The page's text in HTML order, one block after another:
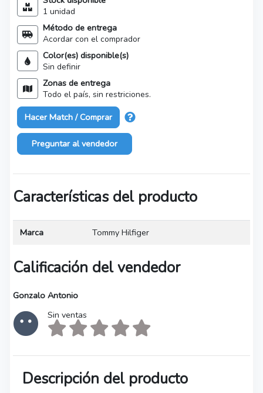
1 unidad
Método de entrega
Acordar con el comprador
Color(es) disponible(s)
Sin definir
Zonas de entrega
Todo el país, sin restriciones.
Hacer Match / Comprar
Preguntar al vendedor
Características del producto
Marca Tommy Hilfiger
Calificación del vendedor
Gonzalo Antonio
Sin ventas
Descripción del producto